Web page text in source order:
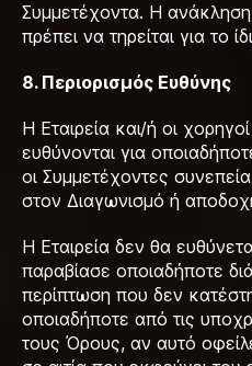
Συμμετέχοντα. Η
πρέπει να τηρείται για το
8. Περιορισμός Ευθύνης
Η Εταιρεία και/ή οι
ευθύνονται για
οι Συμμετέχοντες
στον Διαγωνισμό ή
Η Εταιρεία δεν θα
παραβίασε οποιαδήποτε
περίπτωση που δεν
οποιαδήποτε από τις
τους Όρους, αν αυτό